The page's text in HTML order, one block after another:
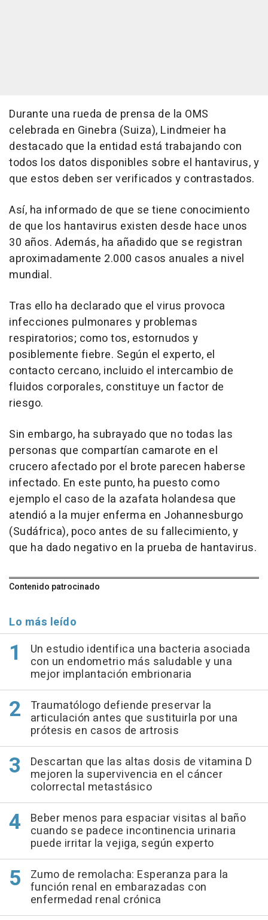
Durante una rueda de prensa de la OMS
celebrada en Ginebra (Suiza), Lindmeier ha
destacado que la entidad está trabajando con
todos los datos disponibles sobre el hantavirus, y
que estos deben ser verificados y contrastados.
Así, ha informado de que se tiene conocimiento
de que los hantavirus existen desde hace unos
30 años. Además, ha añadido que se registran
aproximadamente 2.000 casos anuales a nivel
mundial.
Tras ello ha declarado que el virus provoca
infecciones pulmonares y problemas
respiratorios; como tos, estornudos y
posiblemente fiebre. Según el experto, el
contacto cercano, incluido el intercambio de
fluidos corporales, constituye un factor de
riesgo.
Sin embargo, ha subrayado que no todas las
personas que compartían camarote en el
crucero afectado por el brote parecen haberse
infectado. En este punto, ha puesto como
ejemplo el caso de la azafata holandesa que
atendió a la mujer enferma en Johannesburgo
(Sudáfrica), poco antes de su fallecimiento, y
que ha dado negativo en la prueba de hantavirus.
Contenido patrocinado
Lo más leído
Un estudio identifica una bacteria asociada
con un endometrio más saludable y una
mejor implantación embrionaria
Traumatólogo defiende preservar la
articulación antes que sustituirla por una
prótesis en casos de artrosis
Descartan que las altas dosis de vitamina D
mejoren la supervivencia en el cáncer
colorrectal metastásico
Beber menos para espaciar visitas al baño
cuando se padece incontinencia urinaria
puede irritar la vejiga, según experto
Zumo de remolacha: Esperanza para la
función renal en embarazadas con
enfermedad renal crónica